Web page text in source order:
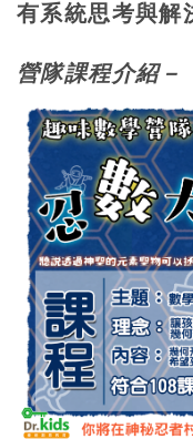
有系統思考與解
營隊課程介紹－